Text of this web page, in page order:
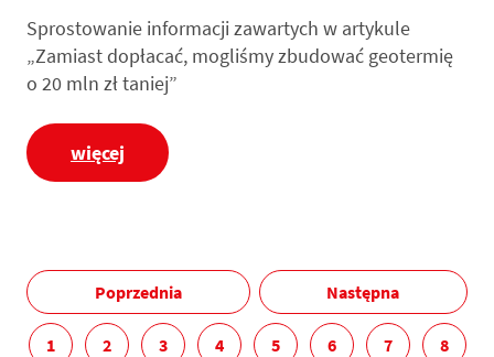
Sprostowanie informacji zawartych w artykule
„Zamiast dopłacać, mogliśmy zbudować geotermię
o 20 mln zł taniej”
więcej
Poprzednia Następna
1 2 3 4 5 6 7 8